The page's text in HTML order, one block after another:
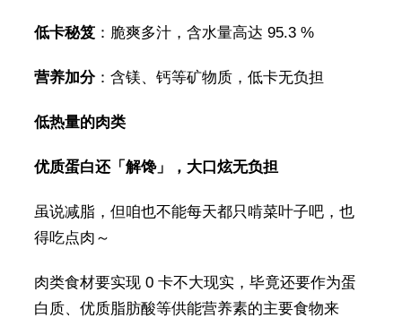
低卡秘笈：脆爽多汁，含水量高达 95.3 %
营养加分：含镁、钙等矿物质，低卡无负担
低热量的肉类
优质蛋白还「解馋」，大口炫无负担
虽说减脂，但咱也不能每天都只啃菜叶子吧，也
得吃点肉～
肉类食材要实现 0 卡不大现实，毕竟还要作为蛋
白质、优质脂肪酸等供能营养素的主要食物来